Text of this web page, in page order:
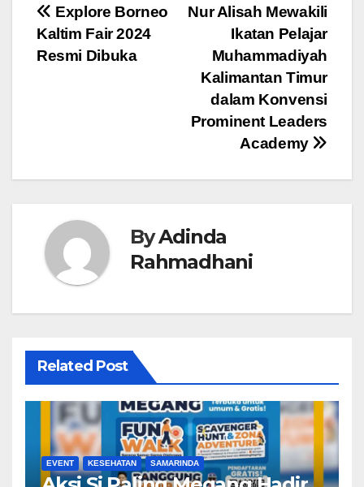
Navigasi
pos
Nur Alisah Mewakili
Ikatan Pelajar
Muhammadiyah
Kalimantan Timur
dalam Konvensi
Prominent Leaders
Academy
Explore Borneo
Kaltim Fair 2024
Resmi Dibuka
ByAdinda
Rahmadhani
Related Post
EVENT KESEHATAN SAMARINDA